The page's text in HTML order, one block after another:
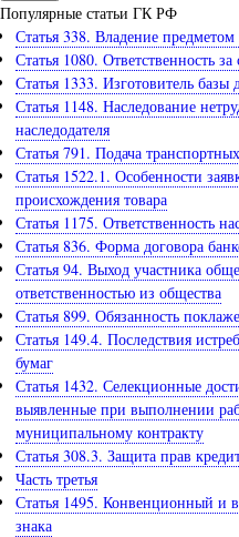
Популярные статьи ГК РФ
Статья 338. Владение предметом
Статья 1080. Ответственность
Статья 1333. Изготовитель базы
Статья 1148. Наследование
наследодателя
Статья 791. Подача
Статья 1522.1. Особенности
происхождения товара
Статья 1175. Ответственность
Статья 836. Форма договора
Статья 94. Выход участника
ответственностью из общества
Статья 899. Обязанность
Статья 149.4. Последствия
бумаг
Статья 1432. Селекционные
выявленные при выполнении
муниципальному контракту
Статья 308.3. Защита прав
Часть третья
Статья 1495. Конвенционный и
знака